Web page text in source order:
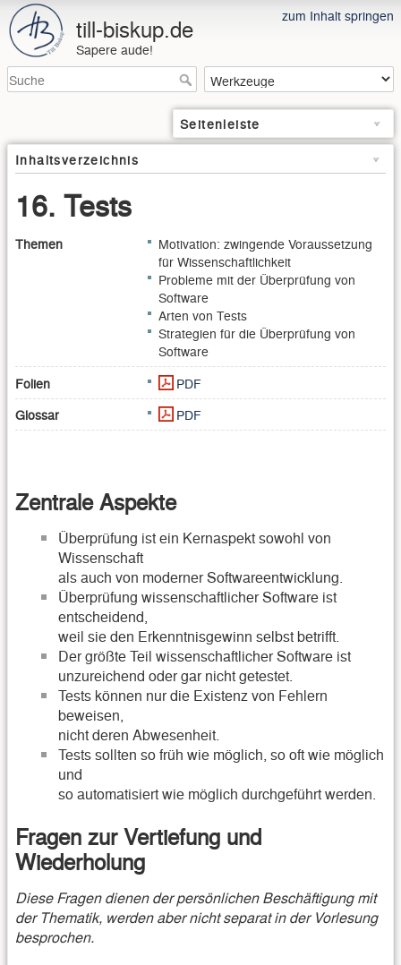
zum Inhalt springen
till-biskup.de
Sapere aude!
Seitenleiste
Inhaltsverzeichnis
16. Tests
Themen
Motivation: zwingende Voraussetzung
für Wissenschaftlichkeit
Probleme mit der Überprüfung von
Software
Arten von Tests
Strategien für die Überprüfung von
Software
Folien
PDF
Glossar
PDF
Zentrale Aspekte
Überprüfung ist ein Kernaspekt sowohl von
Wissenschaft
als auch von moderner Softwareentwicklung.
Überprüfung wissenschaftlicher Software ist
entscheidend,
weil sie den Erkenntnisgewinn selbst betrifft.
Der größte Teil wissenschaftlicher Software ist
unzureichend oder gar nicht getestet.
Tests können nur die Existenz von Fehlern
beweisen,
nicht deren Abwesenheit.
Tests sollten so früh wie möglich, so oft wie möglich
und
so automatisiert wie möglich durchgeführt werden.
Fragen zur Vertiefung und
Wiederholung
Diese Fragen dienen der persönlichen Beschäftigung mit
der Thematik, werden aber nicht separat in der Vorlesung
besprochen.